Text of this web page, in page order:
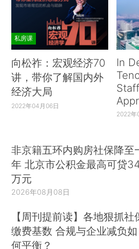
私房课
向松祚：宏观经济70
讲，带你了解国内外
经济大局
2022年04月06日
In
2022年
非京籍五环内购房社保降至
年 北京市公积金最高可贷
万元
2026年08月08日
【周刊提前读】各地狠抓社
缴费基数 合规与企业减负如
何平衡？